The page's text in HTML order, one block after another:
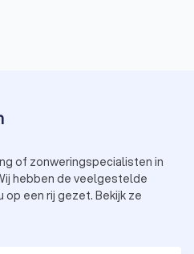
of zonweringspecialisten in
hebben de veelgestelde
een rij gezet. Bekijk ze